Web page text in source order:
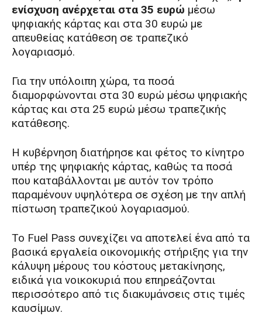
ενίσχυση ανέρχεται στα 35 ευρώ μέσω
ψηφιακής κάρτας και στα 30 ευρώ με
απευθείας κατάθεση σε τραπεζικό
λογαριασμό.
Για την υπόλοιπη χώρα, τα ποσά
διαμορφώνονται στα 30 ευρώ μέσω ψηφιακής
κάρτας και στα 25 ευρώ μέσω τραπεζικής
κατάθεσης.
Η κυβέρνηση διατήρησε και φέτος το κίνητρο
υπέρ της ψηφιακής κάρτας, καθώς τα ποσά
που καταβάλλονται με αυτόν τον τρόπο
παραμένουν υψηλότερα σε σχέση με την απλή
πίστωση τραπεζικού λογαριασμού.
Το Fuel Pass συνεχίζει να αποτελεί ένα από τα
βασικά εργαλεία οικονομικής στήριξης για την
κάλυψη μέρους του κόστους μετακίνησης,
ειδικά για νοικοκυριά που επηρεάζονται
περισσότερο από τις διακυμάνσεις στις τιμές
καυσίμων.